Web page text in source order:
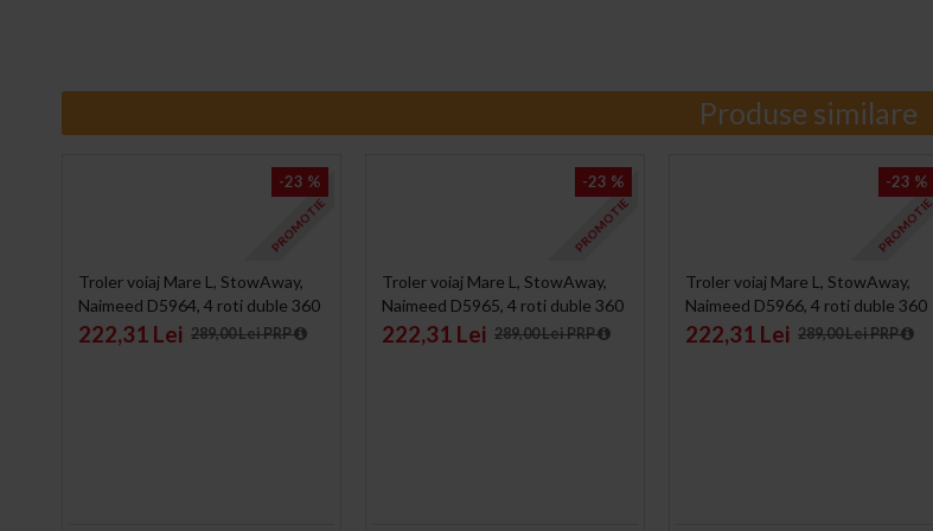
Produse similare
PROMOTIE
-23 %
Troler voiaj Mare L, StowAway,
Naimeed D5964, 4 roti duble 360
grade detasabile , PP, inchidere
cifru, Rosu, 44x26x61cm
222,31 Lei 289,00 Lei PRP
PROMOTIE
-23 %
Troler voiaj Mare L, StowAway,
Naimeed D5965, 4 roti duble 360
grade, PP, inchidere cifru, Gri,
44x26x61cm
222,31 Lei 289,00 Lei PRP
PROMOTIE
-23 %
Troler voiaj Mare L, StowAway,
Naimeed D5966, 4 roti duble 360
grade detasabile , PP, inchidere
cifru, Negru, 44x26x61cm
222,31 Lei 289,00 Lei PRP